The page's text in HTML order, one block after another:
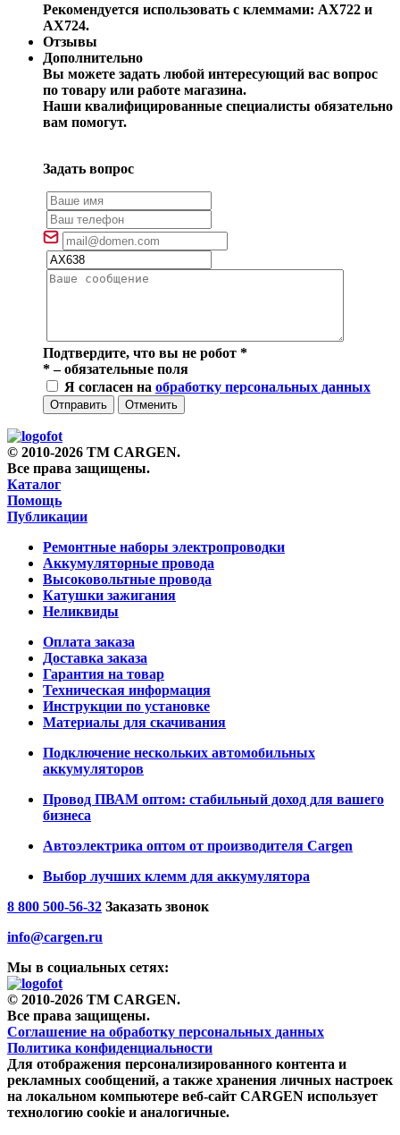
Рекомендуется использовать с клеммами: AX722 и
AX724.
Отзывы
Дополнительно
Вы можете задать любой интересующий вас вопрос
по товару или работе магазина.
Наши квалифицированные специалисты обязательно
вам помогут.
Задать вопрос
Подтвердите, что вы не робот *
*– обязательные поля
Я согласен на обработку персональных данных
Отправить Отменить
© 2010-2026 TM CARGEN.
Все права защищены.
Каталог
Помощь
Публикации
Ремонтные наборы электропроводки
Аккумуляторные провода
Высоковольтные провода
Катушки зажигания
Неликвиды
Оплата заказа
Доставка заказа
Гарантия на товар
Техническая информация
Инструкции по установке
Материалы для скачивания
Подключение нескольких автомобильных
аккумуляторов
Провод ПВАМ оптом: стабильный доход для вашего
бизнеса
Автоэлектрика оптом от производителя Cargen
Выбор лучших клемм для аккумулятора
8 800 500-56-32 Заказать звонок
info@cargen.ru
Мы в социальных сетях:
© 2010-2026 TM CARGEN.
Все права защищены.
Соглашение на обработку персональных данных
Политика конфиденциальности
Для отображения персонализированного контента и
рекламных сообщений, а также хранения личных настроек
на локальном компьютере веб-сайт CARGEN использует
технологию cookie и аналогичные.